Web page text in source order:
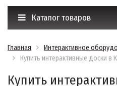
Каталог товаров
Главная
Интерактивное
Купить интерактивные доски в
Купить